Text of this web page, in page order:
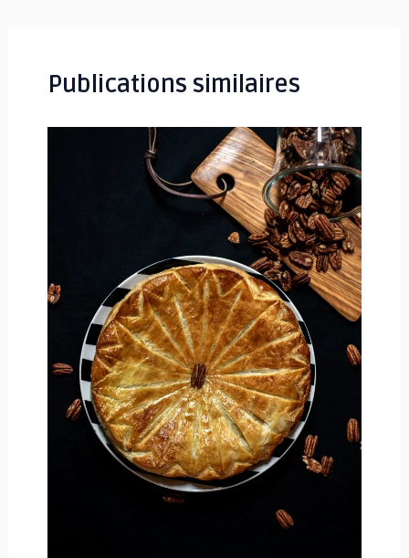
Publications similaires